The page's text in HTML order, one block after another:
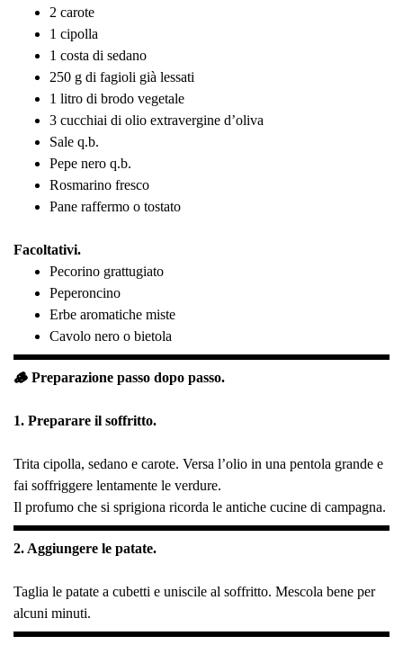
2 carote
1 cipolla
1 costa di sedano
250 g di fagioli già lessati
1 litro di brodo vegetale
3 cucchiai di olio extravergine d’oliva
Sale q.b.
Pepe nero q.b.
Rosmarino fresco
Pane raffermo o tostato
Facoltativi.
Pecorino grattugiato
Peperoncino
Erbe aromatiche miste
Cavolo nero o bietola
🪵 Preparazione passo dopo passo.
1. Preparare il soffritto.
Trita cipolla, sedano e carote. Versa l’olio in una pentola grande e
fai soffriggere lentamente le verdure.
Il profumo che si sprigiona ricorda le antiche cucine di campagna.
2. Aggiungere le patate.
Taglia le patate a cubetti e uniscile al soffritto. Mescola bene per
alcuni minuti.